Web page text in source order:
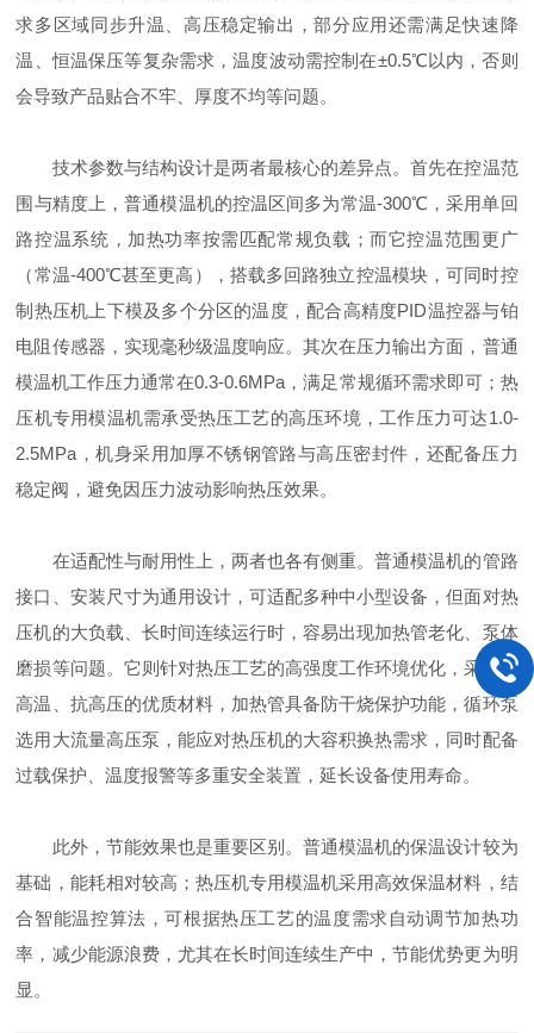
求多区域同步升温、高压稳定输出，部分应用还需满足快速降
温、恒温保压等复杂需求，温度波动需控制在±0.5℃以内，否则
会导致产品贴合不牢、厚度不均等问题。
技术参数与结构设计是两者最核心的差异点。首先在控温范
围与精度上，普通模温机的控温区间多为常温-300℃，采用单回
路控温系统，加热功率按需匹配常规负载；而它控温范围更广
（常温-400℃甚至更高），搭载多回路独立控温模块，可同时控
制热压机上下模及多个分区的温度，配合高精度PID温控器与铂
电阻传感器，实现毫秒级温度响应。其次在压力输出方面，普通
模温机工作压力通常在0.3-0.6MPa，满足常规循环需求即可；热
压机专用模温机需承受热压工艺的高压环境，工作压力可达1.0-
2.5MPa，机身采用加厚不锈钢管路与高压密封件，还配备压力
稳定阀，避免因压力波动影响热压效果。
在适配性与耐用性上，两者也各有侧重。普通模温机的管路
接口、安装尺寸为通用设计，可适配多种中小型设备，但面对热
压机的大负载、长时间连续运行时，容易出现加热管老化、泵体
磨损等问题。它则针对热压工艺的高强度工作环境优化，采用耐
高温、抗高压的优质材料，加热管具备防干烧保护功能，循环泵
选用大流量高压泵，能应对热压机的大容积换热需求，同时配备
过载保护、温度报警等多重安全装置，延长设备使用寿命。
此外，节能效果也是重要区别。普通模温机的保温设计较为
基础，能耗相对较高；热压机专用模温机采用高效保温材料，结
合智能温控算法，可根据热压工艺的温度需求自动调节加热功
率，减少能源浪费，尤其在长时间连续生产中，节能优势更为明
显。